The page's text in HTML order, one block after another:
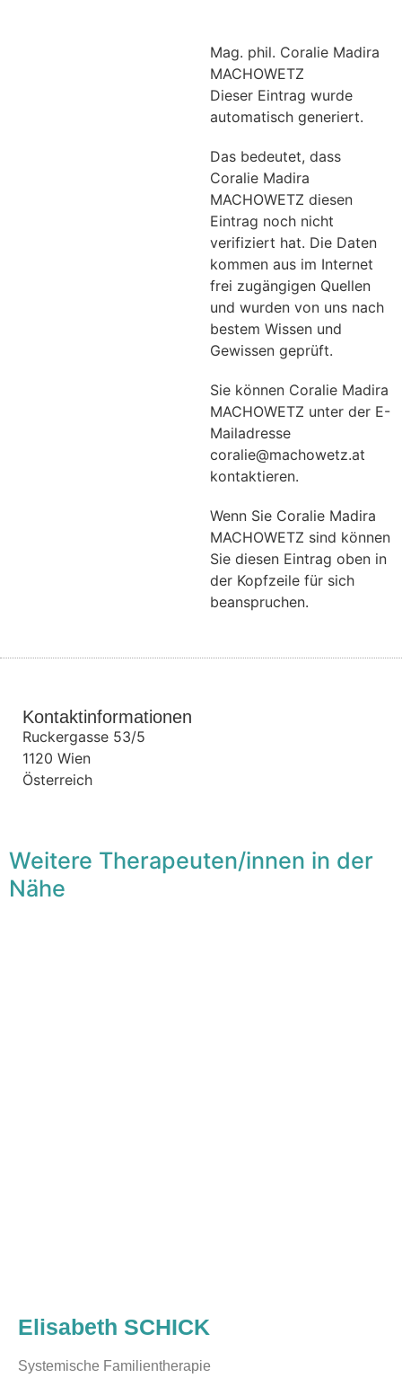
Mag. phil. Coralie Madira
MACHOWETZ
Dieser Eintrag wurde
automatisch generiert.
Das bedeutet, dass
Coralie Madira
MACHOWETZ diesen
Eintrag noch nicht
verifiziert hat. Die Daten
kommen aus im Internet
frei zugängigen Quellen
und wurden von uns nach
bestem Wissen und
Gewissen geprüft.
Sie können Coralie Madira
MACHOWETZ unter der E-
Mailadresse
coralie@machowetz.at
kontaktieren.
Wenn Sie Coralie Madira
MACHOWETZ sind können
Sie diesen Eintrag oben in
der Kopfzeile für sich
beanspruchen.
Kontaktinformationen
Ruckergasse 53/5
1120 Wien
Österreich
Weitere Therapeuten/innen in der
Nähe
Elisabeth SCHICK
Systemische Familientherapie